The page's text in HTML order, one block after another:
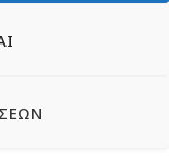
Γίνε φίλος